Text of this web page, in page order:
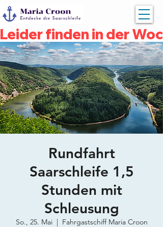
Leider finden in der
Rundfahrt
Saarschleife 1,5
Stunden mit
Schleusung
So., 25. Mai
  |
Fahrgastschiff Maria Croon